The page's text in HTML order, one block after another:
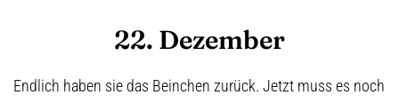
22. Dezember
Endlich haben sie das Beinchen zurück. Jetzt muss es noch